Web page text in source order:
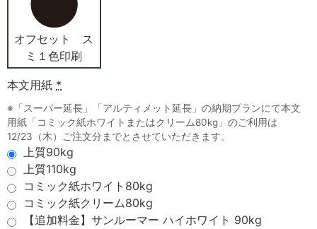
オフセット ス
ミ１色印刷
本文用紙 *
※「スーパー延長」「アルティメット延長」の納期プランにて本文
用紙「コミック紙ホワイトまたはクリーム80kg」のご利用は
12/23（木）ご注文分までとさせていただきます。
上質90kg
上質110kg
コミック紙ホワイト80kg
コミック紙クリーム80kg
【追加料金】サンルーマー ハイホワイト 90kg